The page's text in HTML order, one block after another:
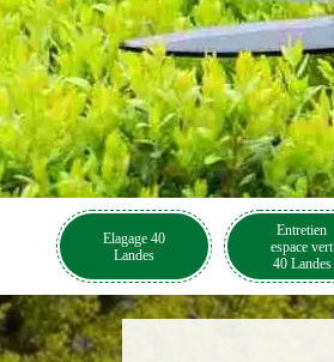
Elagage 40
Landes
Entretien
espace vert
40 Landes